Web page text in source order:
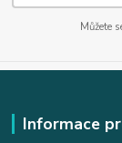
Můžete
Informace